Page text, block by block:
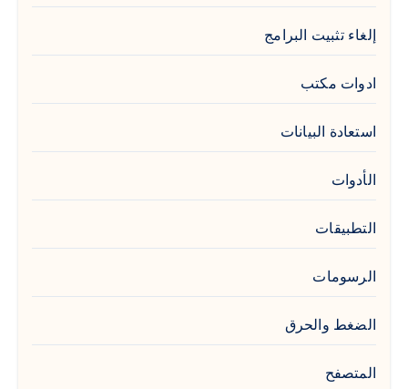
إلغاء تثبيت البرامج
ادوات مكتب
استعادة البيانات
الأدوات
التطبيقات
الرسومات
الضغط والحرق
المتصفح